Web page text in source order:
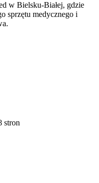
w Bielsku-Białej, gdzie
sprzętu medycznego i
stron